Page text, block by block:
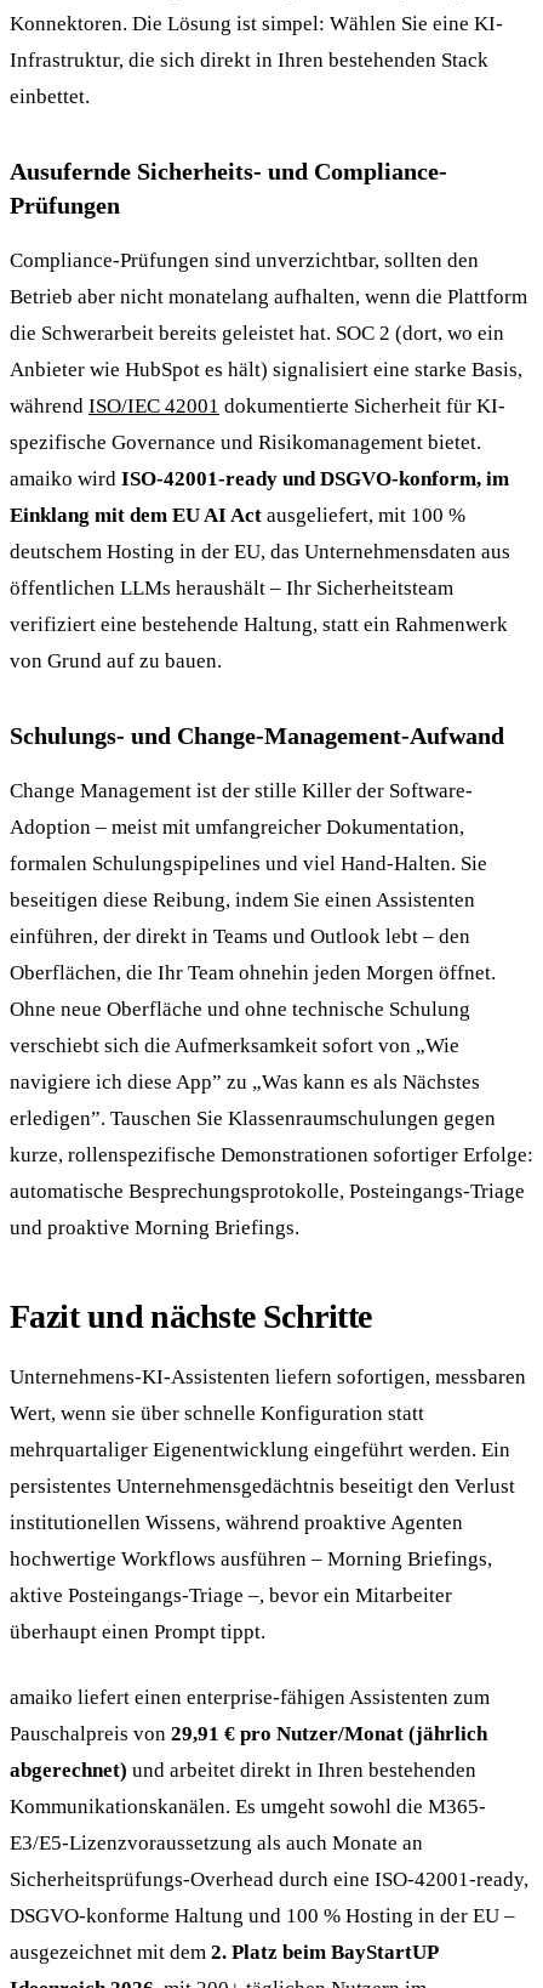
Konnektoren. Die Lösung ist simpel: Wählen Sie eine KI-
Infrastruktur, die sich direkt in Ihren bestehenden Stack
einbettet.
Ausufernde Sicherheits- und Compliance-
Prüfungen
Compliance-Prüfungen sind unverzichtbar, sollten den
Betrieb aber nicht monatelang aufhalten, wenn die Plattform
die Schwerarbeit bereits geleistet hat. SOC 2 (dort, wo ein
Anbieter wie HubSpot es hält) signalisiert eine starke Basis,
während ISO/IEC 42001 dokumentierte Sicherheit für KI-
spezifische Governance und Risikomanagement bietet.
amaiko wird ISO-42001-ready und DSGVO-konform, im
Einklang mit dem EU AI Act ausgeliefert, mit 100 %
deutschem Hosting in der EU, das Unternehmensdaten aus
öffentlichen LLMs heraushält – Ihr Sicherheitsteam
verifiziert eine bestehende Haltung, statt ein Rahmenwerk
von Grund auf zu bauen.
Schulungs- und Change-Management-Aufwand
Change Management ist der stille Killer der Software-
Adoption – meist mit umfangreicher Dokumentation,
formalen Schulungspipelines und viel Hand-Halten. Sie
beseitigen diese Reibung, indem Sie einen Assistenten
einführen, der direkt in Teams und Outlook lebt – den
Oberflächen, die Ihr Team ohnehin jeden Morgen öffnet.
Ohne neue Oberfläche und ohne technische Schulung
verschiebt sich die Aufmerksamkeit sofort von „Wie
navigiere ich diese App” zu „Was kann es als Nächstes
erledigen”. Tauschen Sie Klassenraumschulungen gegen
kurze, rollenspezifische Demonstrationen sofortiger Erfolge:
automatische Besprechungsprotokolle, Posteingangs-Triage
und proaktive Morning Briefings.
Fazit und nächste Schritte
Unternehmens-KI-Assistenten liefern sofortigen, messbaren
Wert, wenn sie über schnelle Konfiguration statt
mehrquartaliger Eigenentwicklung eingeführt werden. Ein
persistentes Unternehmensgedächtnis beseitigt den Verlust
institutionellen Wissens, während proaktive Agenten
hochwertige Workflows ausführen – Morning Briefings,
aktive Posteingangs-Triage –, bevor ein Mitarbeiter
überhaupt einen Prompt tippt.
amaiko liefert einen enterprise-fähigen Assistenten zum
Pauschalpreis von 29,91 € pro Nutzer/Monat (jährlich
abgerechnet) und arbeitet direkt in Ihren bestehenden
Kommunikationskanälen. Es umgeht sowohl die M365-
E3/E5-Lizenzvoraussetzung als auch Monate an
Sicherheitsprüfungs-Overhead durch eine ISO-42001-ready,
DSGVO-konforme Haltung und 100 % Hosting in der EU –
ausgezeichnet mit dem 2. Platz beim BayStartUP